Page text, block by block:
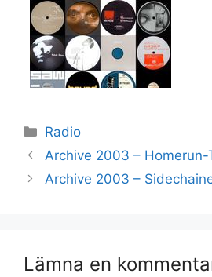
Kategorier
Radio
Archive 2003 – Homerun-
Archive 2003 –
Lämna en